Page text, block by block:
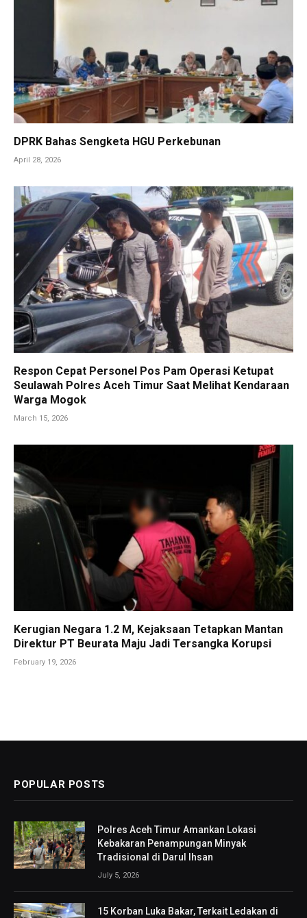
DPRK Bahas Sengketa HGU Perkebunan
April 28, 2026
Respon Cepat Personel Pos Pam Operasi Ketupat
Seulawah Polres Aceh Timur Saat Melihat Kendaraan
Warga Mogok
March 15, 2026
Kerugian Negara 1.2 M, Kejaksaan Tetapkan Mantan
Direktur PT Beurata Maju Jadi Tersangka Korupsi
February 19, 2026
POPULAR POSTS
Polres Aceh Timur Amankan Lokasi
Kebakaran Penampungan Minyak
Tradisional di Darul Ihsan
July 5, 2026
15 Korban Luka Bakar, Terkait Ledakan di